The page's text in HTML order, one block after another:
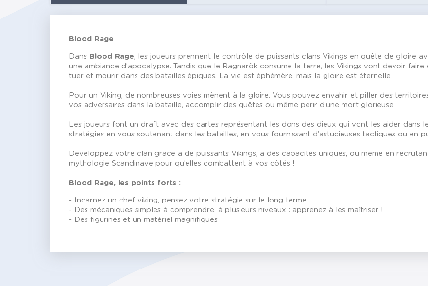
Blood Rage
Dans Blood Rage, les joueurs prennent le contrôle de puissants clans Vikings en quête de gloire
une ambiance d’apocalypse. Tandis que le Ragnarök consume la terre, les Vikings vont devoir faire
tuer et mourir dans des batailles épiques. La vie est éphémère, mais la gloire est éternelle !
Pour un Viking, de nombreuses voies mènent à la gloire. Vous pouvez envahir et piller des
vos adversaires dans la bataille, accomplir des quêtes ou même périr d’une mort glorieuse.
Les joueurs font un draft avec des cartes représentant les dons des dieux qui vont les aider dans
stratégies en vous soutenant dans les batailles, en vous fournissant d’astucieuses tactiques ou en
Développez votre clan grâce à de puissants Vikings, à des capacités uniques, ou même en
mythologie Scandinave pour qu’elles combattent à vos côtés !
Blood Rage, les points forts :
- Incarnez un chef viking, pensez votre stratégie sur le long terme
- Des mécaniques simples à comprendre, à plusieurs niveaux : apprenez à les maîtriser !
- Des figurines et un matériel magnifiques